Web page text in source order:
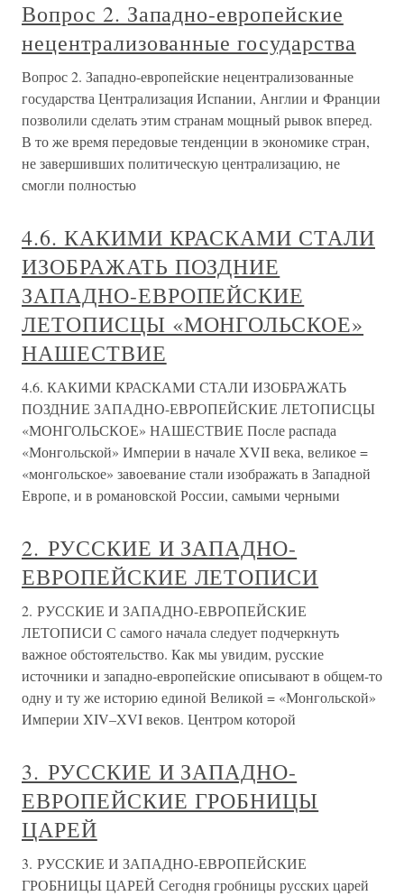
Вопрос 2. Западно-европейские
нецентрализованные государства
Вопрос 2. Западно-европейские нецентрализованные
государства Централизация Испании, Англии и Франции
позволили сделать этим странам мощный рывок вперед.
В то же время передовые тенденции в экономике стран,
не завершивших политическую централизацию, не
смогли полностью
4.6. КАКИМИ КРАСКАМИ СТАЛИ
ИЗОБРАЖАТЬ ПОЗДНИЕ
ЗАПАДНО-ЕВРОПЕЙСКИЕ
ЛЕТОПИСЦЫ «МОНГОЛЬСКОЕ»
НАШЕСТВИЕ
4.6. КАКИМИ КРАСКАМИ СТАЛИ ИЗОБРАЖАТЬ
ПОЗДНИЕ ЗАПАДНО-ЕВРОПЕЙСКИЕ ЛЕТОПИСЦЫ
«МОНГОЛЬСКОЕ» НАШЕСТВИЕ После распада
«Монгольской» Империи в начале XVII века, великое =
«монгольское» завоевание стали изображать в Западной
Европе, и в романовской России, самыми черными
2. РУССКИЕ И ЗАПАДНО-
ЕВРОПЕЙСКИЕ ЛЕТОПИСИ
2. РУССКИЕ И ЗАПАДНО-ЕВРОПЕЙСКИЕ
ЛЕТОПИСИ С самого начала следует подчеркнуть
важное обстоятельство. Как мы увидим, русские
источники и западно-европейские описывают в общем-то
одну и ту же историю единой Великой = «Монгольской»
Империи XIV–XVI веков. Центром которой
3. РУССКИЕ И ЗАПАДНО-
ЕВРОПЕЙСКИЕ ГРОБНИЦЫ
ЦАРЕЙ
3. РУССКИЕ И ЗАПАДНО-ЕВРОПЕЙСКИЕ
ГРОБНИЦЫ ЦАРЕЙ Сегодня гробницы русских царей